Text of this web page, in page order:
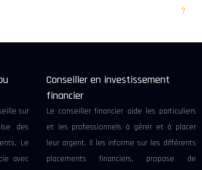
?
sur
des
Le
avec
Conseiller en investissement
financier
Le conseiller financier aide les particuliers
et les professionnels à gérer et à placer
leur argent. Il les informe sur les différents
placements financiers, propose de